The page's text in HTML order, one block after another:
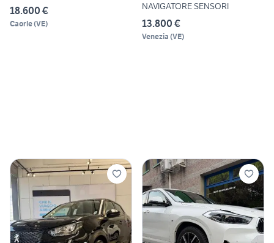
18.600 €
Caorle(VE)
NAVIGATORE SENSORI
13.800 €
Venezia (VE)